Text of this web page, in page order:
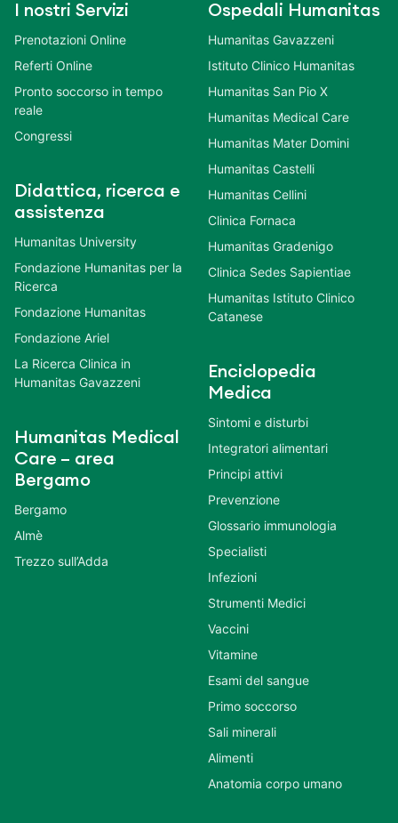
I nostri Servizi
Prenotazioni Online
Referti Online
Pronto soccorso in tempo
reale
Congressi
Didattica, ricerca e
assistenza
Humanitas University
Fondazione Humanitas per la
Ricerca
Fondazione Humanitas
Fondazione Ariel
La Ricerca Clinica in
Humanitas Gavazzeni
Humanitas Medical
Care – area
Bergamo
Bergamo
Almè
Trezzo sull’Adda
Ospedali Humanitas
Humanitas Gavazzeni
Istituto Clinico Humanitas
Humanitas San Pio X
Humanitas Medical Care
Humanitas Mater Domini
Humanitas Castelli
Humanitas Cellini
Clinica Fornaca
Humanitas Gradenigo
Clinica Sedes Sapientiae
Humanitas Istituto Clinico
Catanese
Enciclopedia
Medica
Sintomi e disturbi
Integratori alimentari
Principi attivi
Prevenzione
Glossario immunologia
Specialisti
Infezioni
Strumenti Medici
Vaccini
Vitamine
Esami del sangue
Primo soccorso
Sali minerali
Alimenti
Anatomia corpo umano